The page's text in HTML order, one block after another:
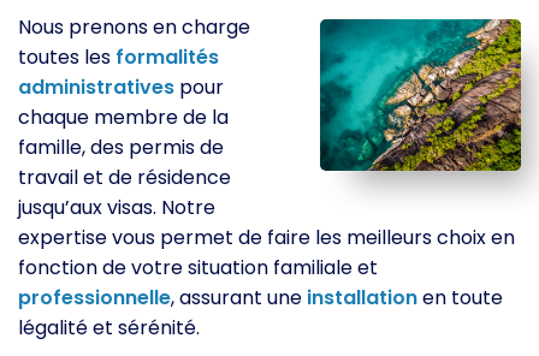
Nous prenons en charge
toutes les formalités
administratives pour
chaque membre de la
famille, des permis de
travail et de résidence
jusqu’aux visas. Notre
expertise vous permet de faire les meilleurs choix en
fonction de votre situation familiale et
professionnelle, assurant une installationen toute
légalité et sérénité.